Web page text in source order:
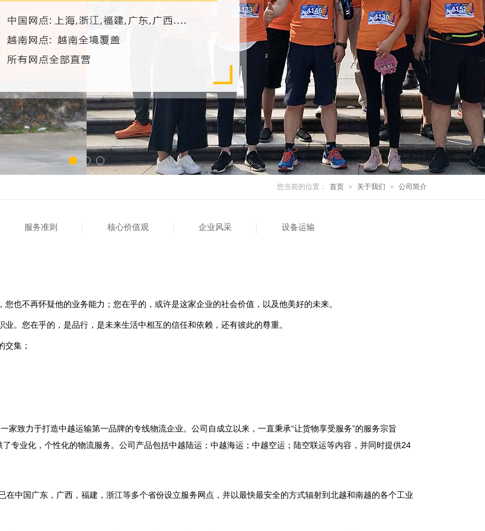
您当前的位置： 首页 » 关于我们 » 公司简介
服务准则 核心价值观 企业风采 设备运输
也不再怀疑他的业务能力；您在乎的，或许是这家企业的社会价值，以及他美好的未来。
。您在乎的，是品行，是未来生活中相互的信任和依赖，还有彼此的尊重。
交集；
致力于打造中越运输第一品牌的专线物流企业。公司自成立以来，一直秉承“让货物享受服务”的服务宗旨
专业化，个性化的物流服务。公司产品包括中越陆运；中越海运；中越空运；陆空联运等内容，并同时提供24
中国广东，广西，福建，浙江等多个省份设立服务网点，并以最快最安全的方式辐射到北越和南越的各个工业